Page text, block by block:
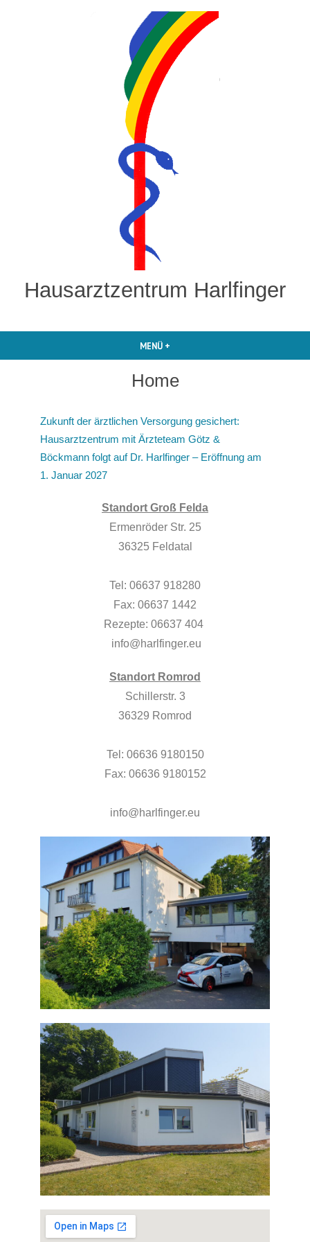
Hausarztzentrum Harlfinger
MENÜ +
Home
Zukunft der ärztlichen Versorgung gesichert:
Hausarztzentrum mit Ärzteteam Götz &
Böckmann folgt auf Dr. Harlfinger – Eröffnung am
1. Januar 2027
Standort Groß Felda
Ermenröder Str. 25
36325 Feldatal
Tel: 06637 918280
Fax: 06637 1442
Rezepte: 06637 404
info@harlfinger.eu
Standort Romrod
Schillerstr. 3
36329 Romrod
Tel: 06636 9180150
Fax: 06636 9180152
info@harlfinger.eu